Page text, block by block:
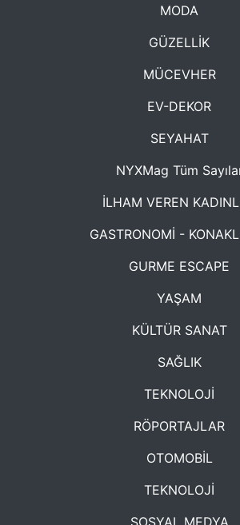
MODA
GÜZELLİK
MÜCEVHER
EV-DEKOR
SEYAHAT
NYXMag Tüm
İLHAM VEREN
GASTRONOMİ -
GURME ESCAPE
YAŞAM
KÜLTÜR SANAT
SAĞLIK
TEKNOLOJİ
RÖPORTAJLAR
OTOMOBİL
TEKNOLOJİ
SOSYAL MEDYA